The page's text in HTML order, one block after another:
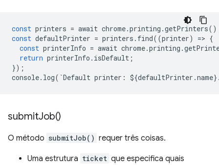
const printers = await chrome.printing .getPrinters
const defaultPrinter = printers . find((printer) => {
const printerInfo = await chrome.printing .
return printerInfo . isDefault ;
});
console. log( `Default printer : ${defaultPrinter .name}
submitJob()
O método submitJob() requer três coisas.
Uma estrutura ticket que especifica quais